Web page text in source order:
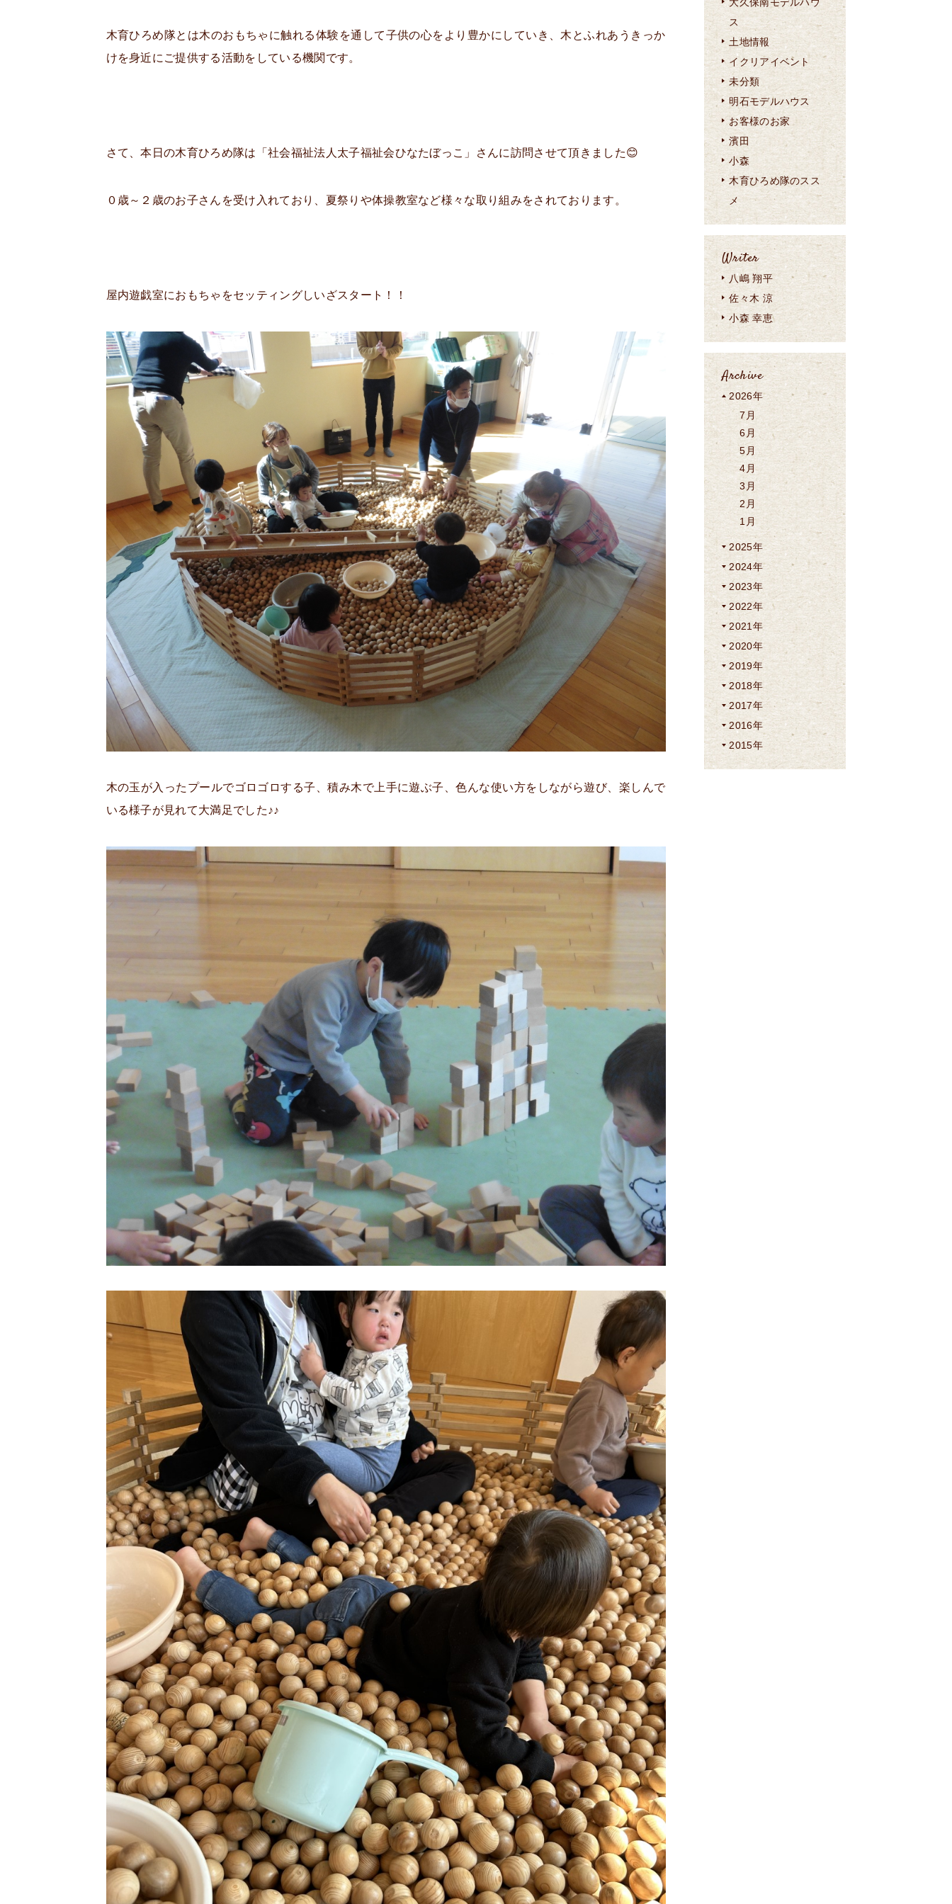
木育ひろめ隊とは木のおもちゃに触れる体験を通して子供の心をより豊かにしていき、木とふれあうきっか
けを身近にご提供する活動をしている機関です。
さて、本日の木育ひろめ隊は「社会福祉法人太子福祉会ひなたぼっこ」さんに訪問させて頂きました😊
０歳～２歳のお子さんを受け入れており、夏祭りや体操教室など様々な取り組みをされております。
屋内遊戯室におもちゃをセッティングしいざスタート！！
木の玉が入ったプールでゴロゴロする子、積み木で上手に遊ぶ子、色んな使い方をしながら遊び、楽しんで
いる様子が見れて大満足でした♪♪
ス
土地情報
イクリアイベント
未分類
明石モデルハウス
お客様のお家
濱田
小森
木育ひろめ隊のスス
メ
Writer
八嶋 翔平
佐々木 涼
小森 幸恵
Archive
2026年
7月
6月
5月
4月
3月
2月
1月
2025年
2024年
2023年
2022年
2021年
2020年
2019年
2018年
2017年
2016年
2015年